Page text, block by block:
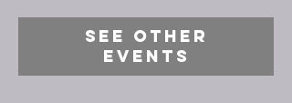
See other
events